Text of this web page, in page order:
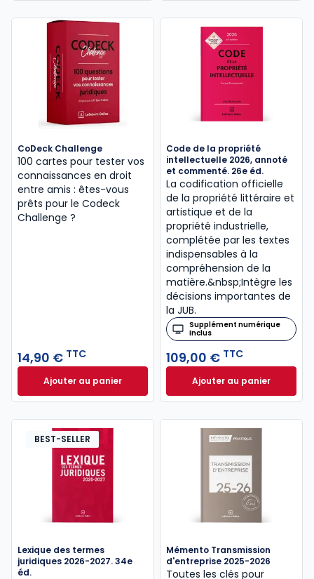
CoDeck Challenge
100 cartes pour tester vos
connaissances en droit
entre amis : êtes-vous
prêts pour le Codeck
Challenge ?
14,90 € TTC
Ajouter au panierCoDeck Challenge à 14,90 € TTC
Code de la propriété
intellectuelle 2026, annoté
et commenté. 26e éd.
La codification officielle
de la propriété littéraire et
artistique et de la
propriété industrielle,
complétée par les textes
indispensables à la
compréhension de la
matière.&nbsp;Intègre les
décisions importantes de
la JUB.
Supplément numérique
inclus
109,00 € TTC
Ajouter au panier
Code de la
BEST-SELLER
Lexique des termes
juridiques 2026-2027. 34e
éd.
Mémento Transmission
d'entreprise 2025-2026
Toutes les clés pour